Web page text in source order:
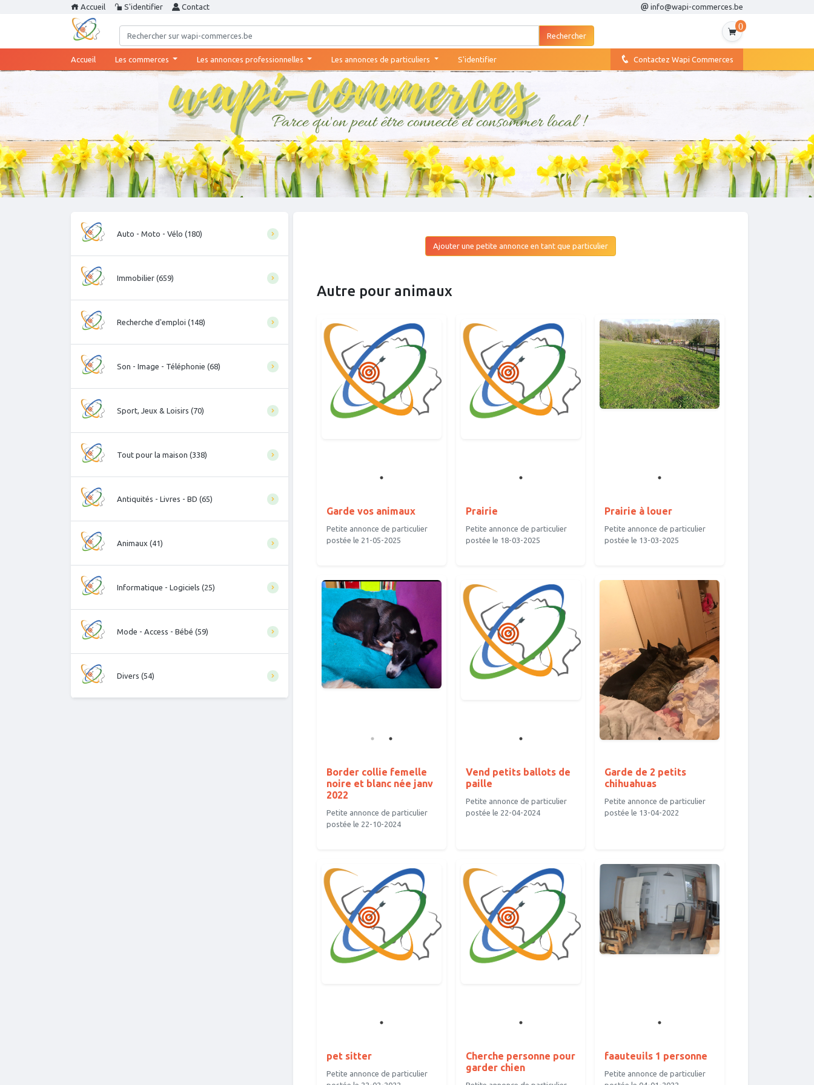
Accueil S'identifier Contact info@wapi-commerces.be
0
Accueil (current)Les commerces Les annonces professionnelles Les annonces de particuliers S'identifier Contactez Wapi Commerces
Auto - Moto - Vélo (180)
Immobilier (659)
Recherche d'emploi (148)
Son - Image - Téléphonie (68)
Sport, Jeux & Loisirs (70)
Tout pour la maison (338)
Antiquités - Livres - BD (65)
Animaux (41)
Informatique - Logiciels (25)
Mode - Access - Bébé (59)
Divers (54)
Ajouter une petite annonce en tant que particulier
Autre pour animaux
Garde vos animaux
Petite annonce de particulier
postée le 21-05-2025
Prairie
Petite annonce de particulier
postée le 18-03-2025
Prairie à louer
Petite annonce de particulier
postée le 13-03-2025
Border collie femelle
noire et blanc née janv
2022
Petite annonce de particulier
postée le 22-10-2024
Vend petits ballots de
paille
Petite annonce de particulier
postée le 22-04-2024
Garde de 2 petits
chihuahuas
Petite annonce de particulier
postée le 13-04-2022
pet sitter
Petite annonce de particulier
Cherche personne pour
garder chien
faauteuils 1 personne
Petite annonce de particulier